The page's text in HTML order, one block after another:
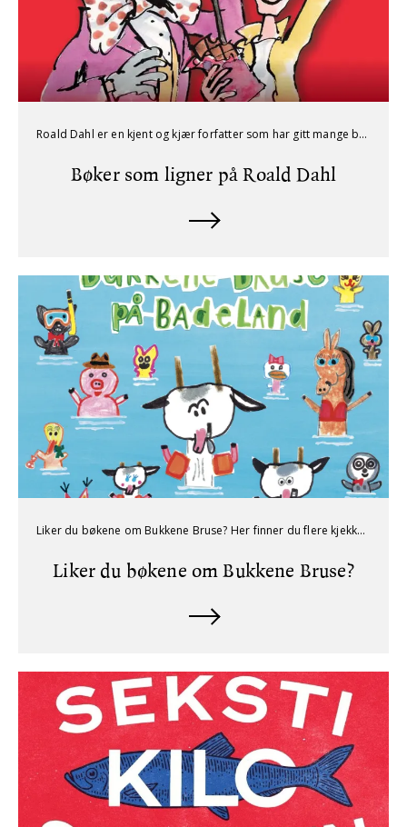
Roald Dahl er en kjent og kjær forfatter som har gitt mange barn uforglemmelige leseopplevelser. For deg som har lest alt av Dahl, finnes det heldigvis flere forfattere som skriver i samme ånd.
Bøker som ligner på Roald Dahl
Liker du bøkene om Bukkene Bruse? Her finner du flere kjekke og morsomme bildebøker for små og store!
Liker du bøkene om Bukkene Bruse?